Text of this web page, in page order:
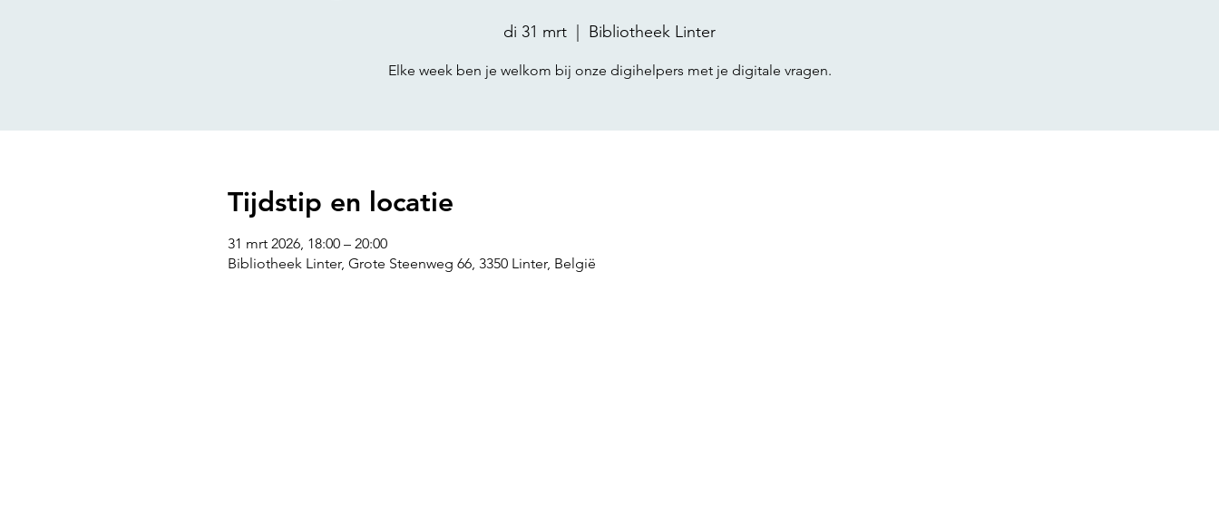
di 31 mrt Bibliotheek Linter
Elke week ben je welkom bij onze digihelpers met je digitale vragen.
Tijdstip en locatie
31 mrt 2026, 18:00 – 20:00
Bibliotheek Linter, Grote Steenweg 66, 3350 Linter, België